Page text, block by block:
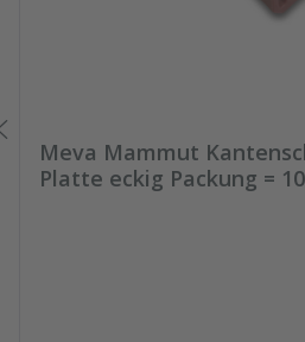
Meva Mammut
Platte eckig Packung =